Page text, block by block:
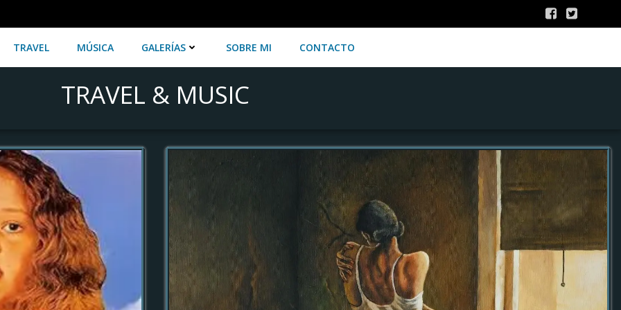
TRAVEL MÚSICA GALERÍAS SOBRE MI CONTACTO
TRAVEL & MUSIC